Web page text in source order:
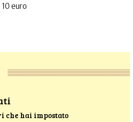
euro
che hai impostato